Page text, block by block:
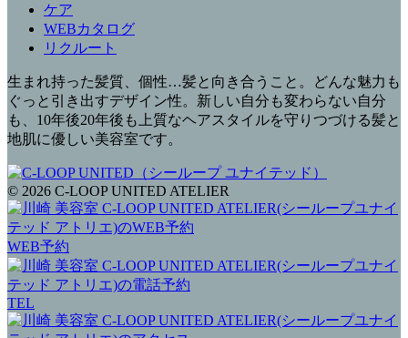
ケア
WEBカタログ
リクルート
生まれ持った髪質、個性…髪と向き合うこと。どんな魅力も
ぐっと引き出すデザイン性。新しい自分も変わらない自分
も、10年後20年後も上質なヘアスタイルを守りつづける髪と
地肌に優しい美容室です。
© 2026 C-LOOP UNITED ATELIER
WEB予約
TEL